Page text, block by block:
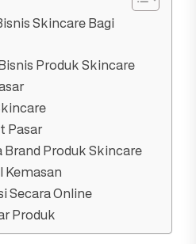
Skincare Bagi
Produk Skincare
Pasar
Produk Skincare
Kemasan
Secara Online
Produk